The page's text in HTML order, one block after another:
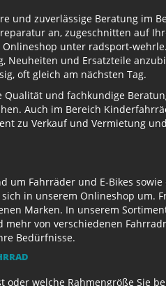
und zuverlässige Beratung im
an, zugeschnitten auf
unter radsport-
und Ersatzteile
oft gleich am nächsten Tag.
und fachkundige
Auch im Bereich
zu Verkauf und Vermietung
um Fahrräder und E-Bikes
in unserem Onlineshop um.
Marken. In unserem
von verschiedenen
Bedürfnisse.
welche Rahmengröße Sie